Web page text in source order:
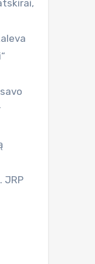
JRP